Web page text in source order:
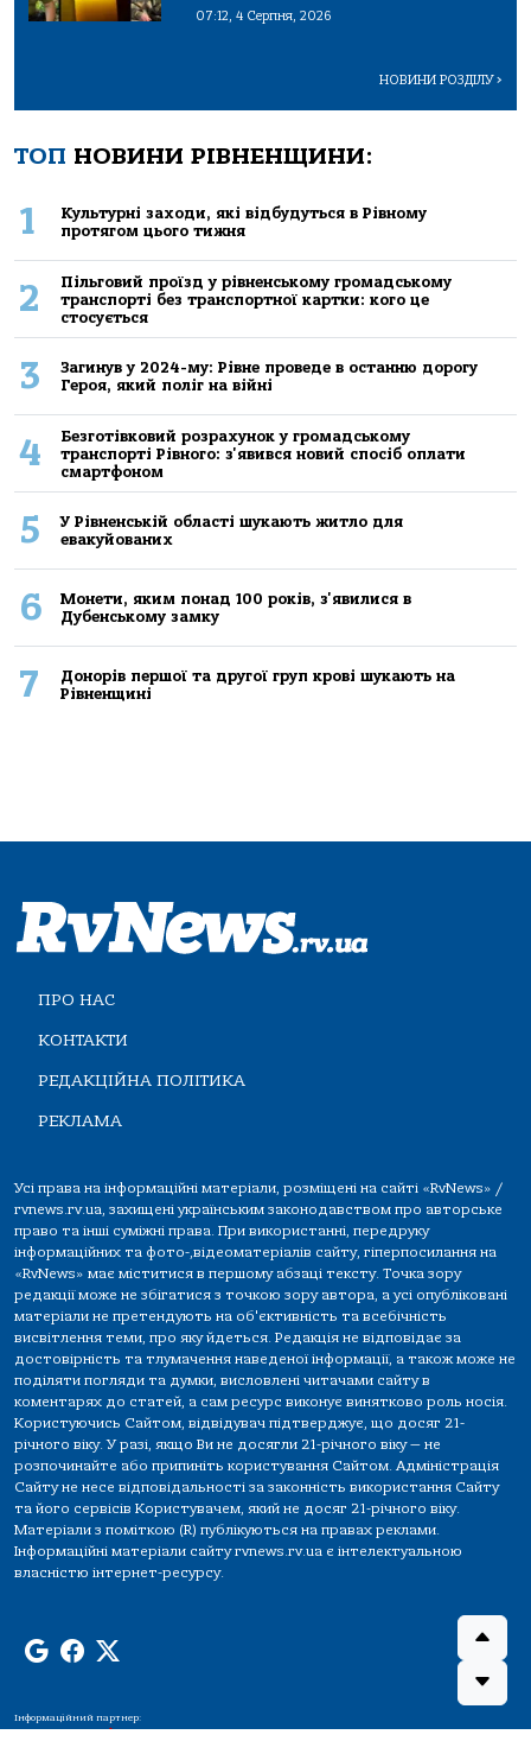
07:12, 4 Серпня, 2026
НОВИНИ РОЗДІЛУ>
ТОП НОВИНИ РІВНЕНЩИНИ:
1
Культурні заходи, які відбудуться в Рівному
протягом цього тижня
2
Пільговий проїзд у рівненському громадському
транспорті без транспортної картки: кого це
стосується
3
Загинув у 2024-му: Рівне проведе в останню дорогу
Героя, який поліг на війні
4
Безготівковий розрахунок у громадському
транспорті Рівного: з'явився новий спосіб оплати
смартфоном
5
У Рівненській області шукають житло для
евакуйованих
6
Монети, яким понад 100 років, з'явилися в
Дубенському замку
7
Донорів першої та другої груп крові шукають на
Рівненщині
ПРО НАС
КОНТАКТИ
РЕДАКЦІЙНА ПОЛІТИКА
РЕКЛАМА
Усі права на інформаційні матеріали, розміщені на сайті «RvNews» /
rvnews.rv.ua, захищені українським законодавством про авторське
право та інші суміжні права. При використанні, передруку
інформаційних та фото-,відеоматеріалів сайту, гіперпосилання на
«RvNews» має міститися в першому абзаці тексту. Точка зору
редакції може не збігатися з точкою зору автора, а усі опубліковані
матеріали не претендують на об'єктивність та всебічність
висвітлення теми, про яку йдеться. Редакція не відповідає за
достовірність та тлумачення наведеної інформації, а також може не
поділяти погляди та думки, висловлені читачами сайту в
коментарях до статей, а сам ресурс виконує винятково роль носія.
Користуючись Сайтом, відвідувач підтверджує, що досяг 21-
річного віку. У разі, якщо Ви не досягли 21-річного віку — не
розпочинайте або припиніть користування Сайтом. Адміністрація
Сайту не несе відповідальності за законність використання Сайту
та його сервісів Користувачем, який не досяг 21-річного віку.
Матеріали з поміткою (R) публікуються на правах реклами.
Інформаційні матеріали сайту rvnews.rv.ua є інтелектуальною
власністю інтернет-ресурсу.
Інформаційний партнер: